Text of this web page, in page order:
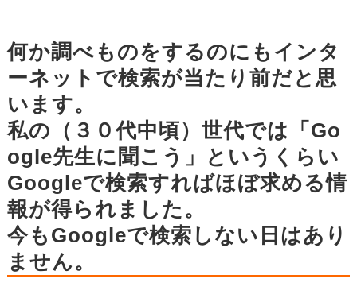
何か調べものをするのにもインタ
ーネットで検索が当たり前だと思
います。
私の（３０代中頃）世代では「Go
ogle先生に聞こう」というくらい
Googleで検索すればほぼ求める情
報が得られました。
今もGoogleで検索しない日はあり
ません。